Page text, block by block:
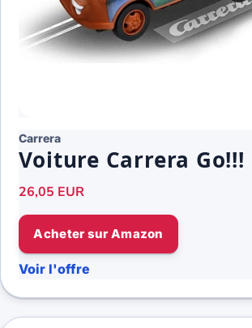
Carrera
Voiture Carrera
26,05 EUR
Acheter sur Amazon
Voir l'offre